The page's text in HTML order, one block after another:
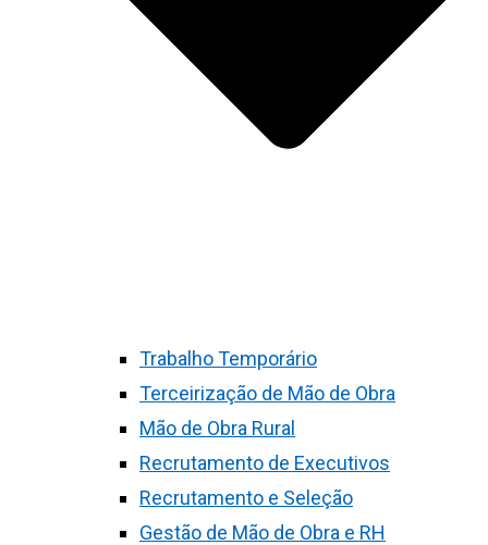
Trabalho Temporário
Terceirização de Mão de Obra
Mão de Obra Rural
Recrutamento de Executivos
Recrutamento e Seleção
Gestão de Mão de Obra e RH